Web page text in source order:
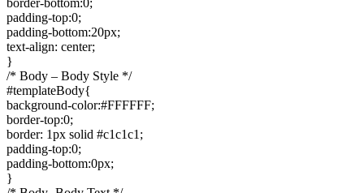
padding-top:0;
padding-bottom:20px;
text-align: center;
}
/* Body – Body Style */
#templateBody{
background-color:#FFFFFF;
border-top:0;
border: 1px solid #c1c1c1;
padding-top:0;
padding-bottom:0px;
}